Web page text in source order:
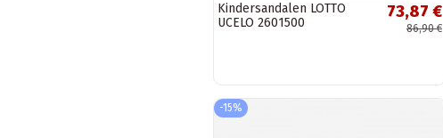
Kindersandalen LOTTO
UCELO 2601500
73,87 €
86,90 €
-15%